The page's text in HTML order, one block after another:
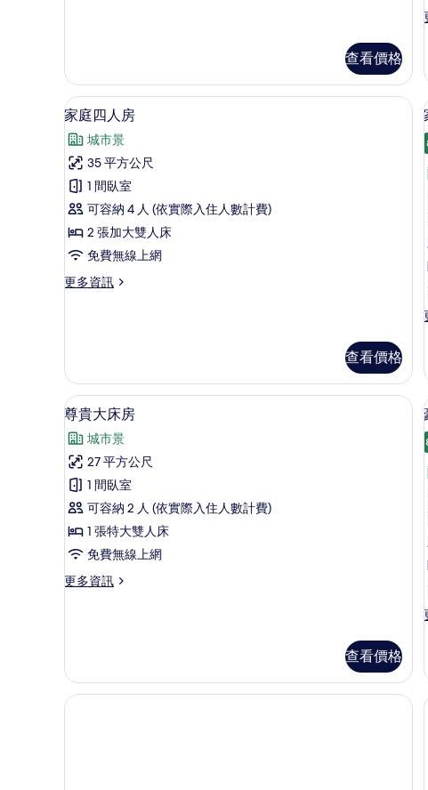
房
的
詳
情
查看價格
顯
示
家
庭
四
人
房
所
家庭四人房 | 客房內保險箱、書桌、
16
家庭四人房
城市景
35 平方公尺
1 間臥室
可容納 4 人 (依實際入住人數計費)
2 張加大雙人床
免費無線上網
更多資訊
更
房
的
詳
情
查看價格
顯
示
尊
貴
大
床
房
所
尊貴大床房 | 客房內保險箱、書桌、
11
尊貴大床房
城市景
27 平方公尺
1 間臥室
可容納 2 人 (依實際入住人數計費)
1 張特大雙人床
免費無線上網
更多資訊
更
房
的
詳
查看價格
房